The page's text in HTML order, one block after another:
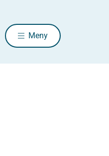
Meny